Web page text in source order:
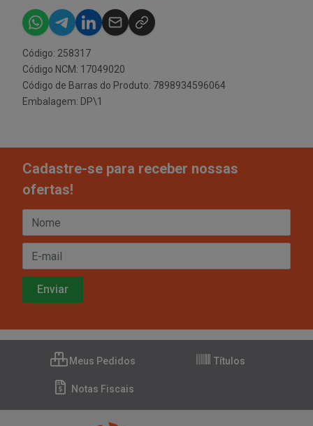
Código: 258317
Código NCM: 17049020
Código de Barras do Produto: 7898934596064
Embalagem: DP\1
Cadastre-se para receber nossas
ofertas!
Meus Pedidos Títulos
Notas Fiscais